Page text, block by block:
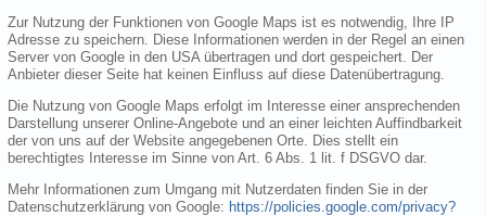
Zur Nutzung der Funktionen von Google Maps ist es notwendig, Ihre IP
Adresse zu speichern. Diese Informationen werden in der Regel an einen
Server von Google in den USA übertragen und dort gespeichert. Der
Anbieter dieser Seite hat keinen Einfluss auf diese Datenübertragung.
Die Nutzung von Google Maps erfolgt im Interesse einer ansprechenden
Darstellung unserer Online-Angebote und an einer leichten Auffindbarkeit
der von uns auf der Website angegebenen Orte. Dies stellt ein
berechtigtes Interesse im Sinne von Art. 6 Abs. 1 lit. f DSGVO dar.
Mehr Informationen zum Umgang mit Nutzerdaten finden Sie in der
Datenschutzerklärung von Google: https://policies.google.com/privacy?